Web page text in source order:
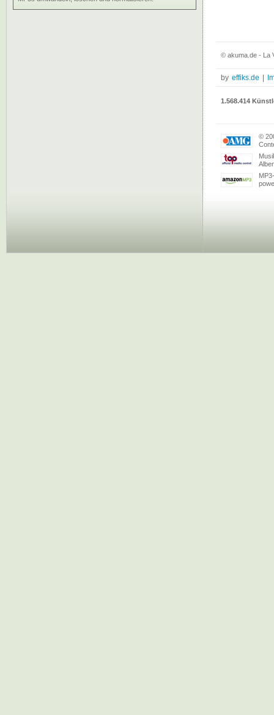
© akuma.de - La
by effiks.de
1.568.414
©